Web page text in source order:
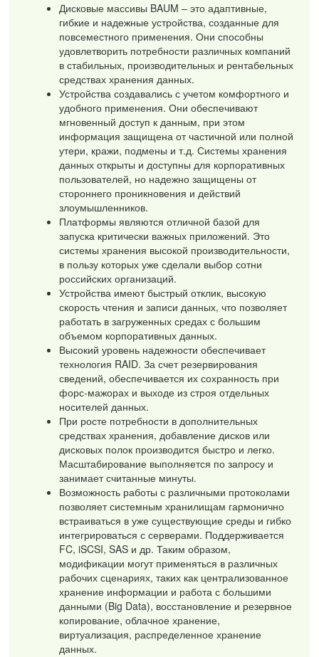
Дисковые массивы BAUM – это адаптивные,
гибкие и надежные устройства, созданные для
повсеместного применения. Они способны
удовлетворить потребности различных компаний
в стабильных, производительных и рентабельных
средствах хранения данных.
Устройства создавались с учетом комфортного и
удобного применения. Они обеспечивают
мгновенный доступ к данным, при этом
информация защищена от частичной или полной
утери, кражи, подмены и т.д. Системы хранения
данных открыты и доступны для корпоративных
пользователей, но надежно защищены от
стороннего проникновения и действий
злоумышленников.
Платформы являются отличной базой для
запуска критически важных приложений. Это
системы хранения высокой производительности,
в пользу которых уже сделали выбор сотни
российских организаций.
Устройства имеют быстрый отклик, высокую
скорость чтения и записи данных, что позволяет
работать в загруженных средах с большим
объемом корпоративных данных.
Высокий уровень надежности обеспечивает
технология RAID. За счет резервирования
сведений, обеспечивается их сохранность при
форс-мажорах и выходе из строя отдельных
носителей данных.
При росте потребности в дополнительных
средствах хранения, добавление дисков или
дисковых полок производится быстро и легко.
Масштабирование выполняется по запросу и
занимает считанные минуты.
Возможность работы с различными протоколами
позволяет системным хранилищам гармонично
встраиваться в уже существующие среды и гибко
интегрироваться с серверами. Поддерживается
FC, iSCSI, SAS и др. Таким образом,
модификации могут применяться в различных
рабочих сценариях, таких как централизованное
хранение информации и работа с большими
данными (Big Data), восстановление и резервное
копирование, облачное хранение,
виртуализация, распределенное хранение
данных.